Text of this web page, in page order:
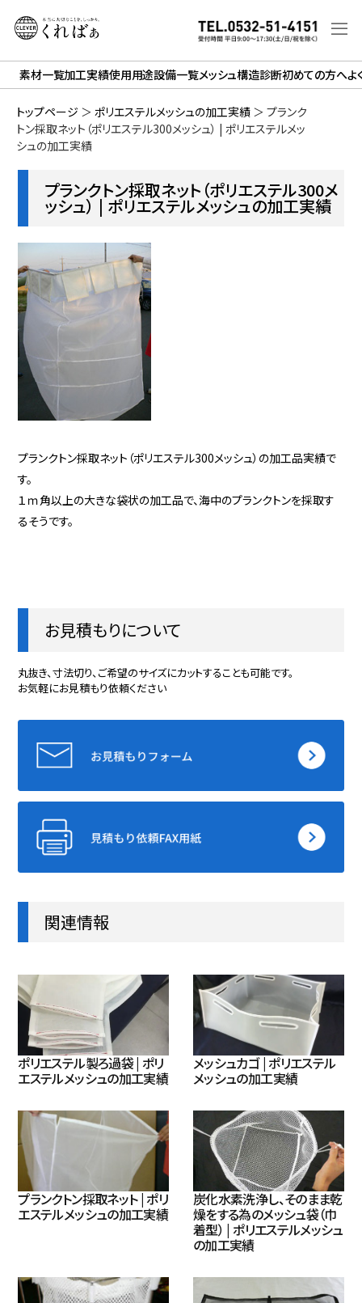
素材一覧加工実績使用用途設備一覧メッシュ構造診断初めての方へよ
トップページ ＞ ポリエステルメッシュの加工実績 ＞ プランク
トン採取ネット（ポリエステル300メッシュ） | ポリエステルメッ
シュの加工実績
プランクトン採取ネット（ポリエステル300メ
ッシュ） | ポリエステルメッシュの加工実績
プランクトン採取ネット（ポリエステル300メッシュ）の加工品実績で
す。
１ｍ角以上の大きな袋状の加工品で、海中のプランクトンを採取す
るそうです。
お見積もりについて
丸抜き、寸法切り、ご希望のサイズにカットすることも可能です。
お気軽にお見積もり依頼ください
関連情報
ポリエステル製ろ過袋 | ポリ
エステルメッシュの加工実績
メッシュカゴ | ポリエステル
メッシュの加工実績
プランクトン採取ネット | ポリ
エステルメッシュの加工実績
炭化水素洗浄し、そのまま乾
燥をする為のメッシュ袋（巾
着型） | ポリエステルメッシュ
の加工実績